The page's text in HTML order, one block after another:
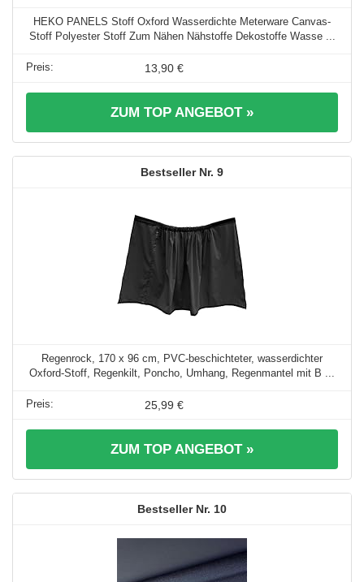
HEKO PANELS Stoff Oxford Wasserdichte Meterware Canvas-
Stoff Polyester Stoff Zum Nähen Nähstoffe Dekostoffe Wasse ...
13,90 €
ZUM TOP ANGEBOT »
9
Regenrock, 170 x 96 cm, PVC-beschichteter, wasserdichter
Oxford-Stoff, Regenkilt, Poncho, Umhang, Regenmantel mit B ...
25,99 €
ZUM TOP ANGEBOT »
10